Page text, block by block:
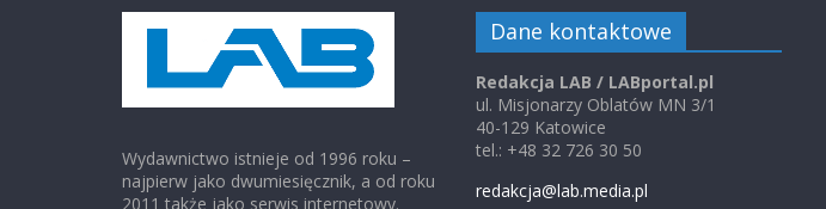
Wydawnictwo istnieje od 1996 roku –
najpierw jako dwumiesięcznik, a od roku
2011 także jako serwis internetowy.
Dane kontaktowe
Redakcja LAB / LABportal.pl
ul. Misjonarzy Oblatów MN 3/1
40-129 Katowice
tel.: +48 32 726 30 50
redakcja@lab.media.pl